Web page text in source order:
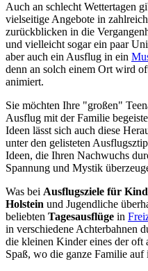
Auch an schlecht Wettertagen
vielseitige Angebote in
zurückblicken in die
und vielleicht sogar ein paar
aber auch ein Ausflug in ein
denn an solch einem Ort wird
animiert.
Sie möchten Ihre "großen"
Ausflug mit der Familie
Ideen lässt sich auch diese
unter den gelisteten
Ideen, die Ihren Nachwuchs
Spannung und Mystik
Was bei Ausflugsziele für
Holstein und Jugendliche
beliebten Tagesausflüge in
in verschiedene Achterbahnen
die kleinen Kinder eines der oft
Spaß, wo die ganze Familie auf